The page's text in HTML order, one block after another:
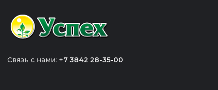
Связь с нами: +7 3842 28-35-00